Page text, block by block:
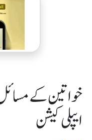
خواتین کے
ایپلی کیشن